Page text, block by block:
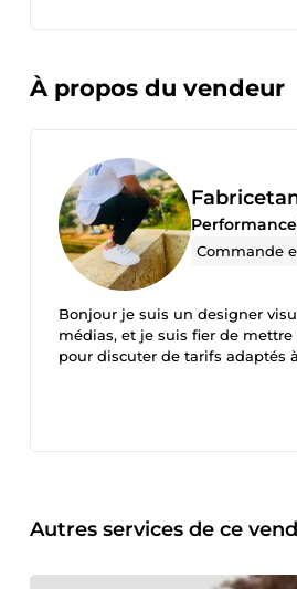
À propos du vendeur
Performance
Commande
Bonjour je suis un designer
médias, et je suis fier de mettre mes compétences à votre disposition. N'hésitez pas à me contacter pour plus d'informations ou
pour discuter de tarifs adaptés
Autres services de ce